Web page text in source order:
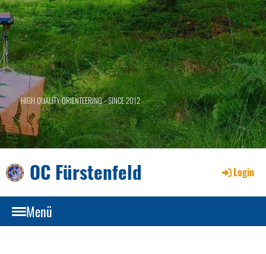
HIGH QUALITY ORIENTEERING - SINCE 2012
OC Fürstenfeld Login
Menü